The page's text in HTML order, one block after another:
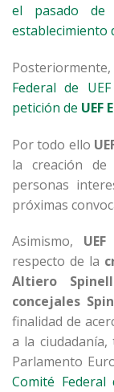
el pasado
establecimiento
Federal de
petición de UEF
Por todo ello
la creación
personas
próximas
Asimismo,
respecto de la
Altiero
concejales
finalidad de
a la
Parlamento
Comité